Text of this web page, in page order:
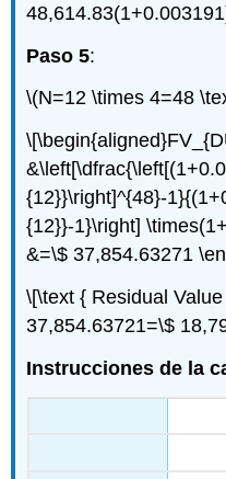
Paso 5:
\(N=12 \times 4=48
{12}}\right]^{48}-
{12}}-1}\right]
&=\$ 37,854.63271
\[\text { Residual
37,854.63721=\$
Instrucciones de la